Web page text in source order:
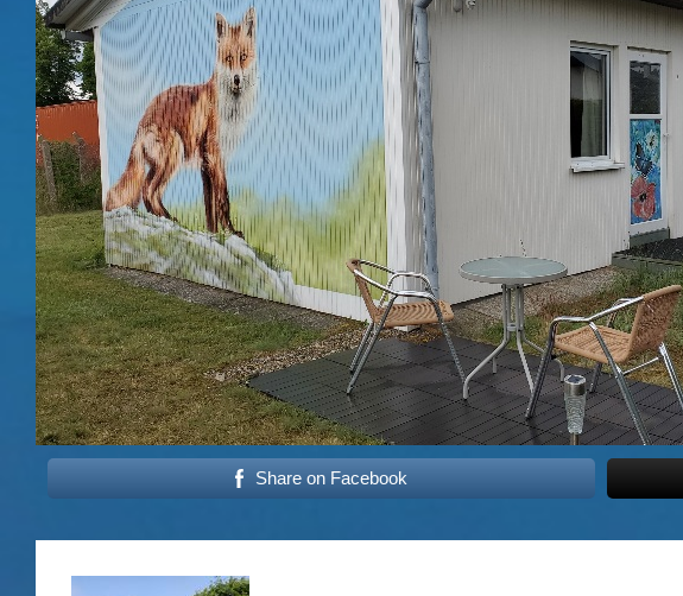
Share on Facebook